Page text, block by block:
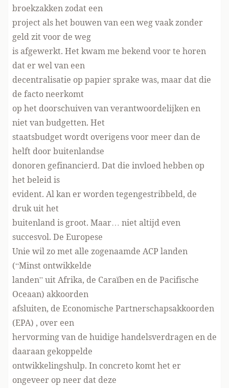
broekzakken zodat een
project als het bouwen van een weg vaak zonder
geld zit voor de weg
is afgewerkt. Het kwam me bekend voor te horen
dat er wel van een
decentralisatie op papier sprake was, maar dat die
de facto neerkomt
op het doorschuiven van verantwoordelijken en
niet van budgetten. Het
staatsbudget wordt overigens voor meer dan de
helft door buitenlandse
donoren gefinancierd. Dat die invloed hebben op
het beleid is
evident. Al kan er worden tegengestribbeld, de
druk uit het
buitenland is groot. Maar… niet altijd even
succesvol. De Europese
Unie wil zo met alle zogenaamde ACP landen
(“Minst ontwikkelde
landen” uit Afrika, de Caraïben en de Pacifische
Oceaan) akkoorden
afsluiten, de Economische Partnerschapsakkoorden
(EPA) , over een
hervorming van de huidige handelsverdragen en de
daaraan gekoppelde
ontwikkelingshulp. In concreto komt het er
ongeveer op neer dat deze